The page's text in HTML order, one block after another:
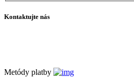
Kontaktujte nás
Metódy platby